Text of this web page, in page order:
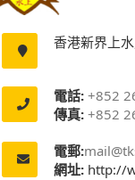
香港新界上
電話: +852
傳真: +852
電郵:
網址: http://